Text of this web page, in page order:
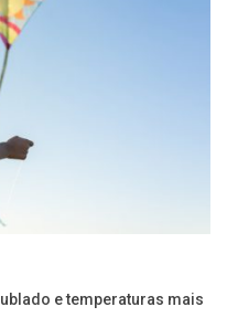
e temperaturas mais